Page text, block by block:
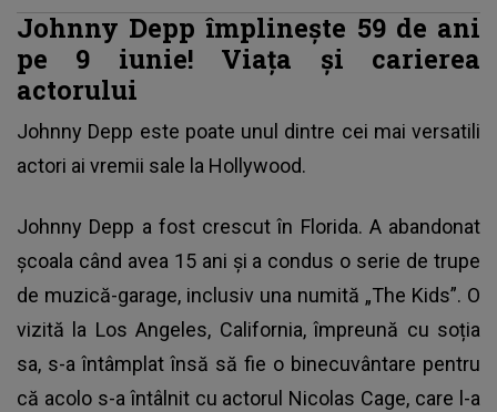
Johnny Depp împlinește 59 de ani
pe 9 iunie! Viața și carierea
actorului
Johnny Depp este poate unul dintre cei mai versatili
actori ai vremii sale la Hollywood.
Johnny Depp a fost crescut în Florida. A abandonat
școala când avea 15 ani și a condus o serie de trupe
de muzică-garage, inclusiv una numită „The Kids”. O
vizită la Los Angeles, California, împreună cu soția
sa, s-a întâmplat însă să fie o binecuvântare pentru
că acolo s-a întâlnit cu actorul Nicolas Cage, care l-a